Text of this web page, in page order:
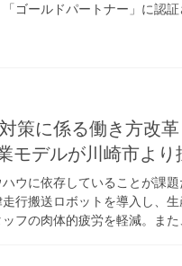
ゴールドパートナー」に認
策に係る働き方改
モデルが川崎市より
ウに依存していることが課
⾏搬送ロボットを導入し、
フの肉体的疲労を軽減。ま